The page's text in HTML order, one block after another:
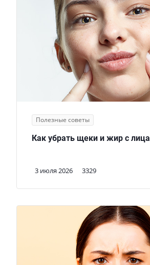
Полезные советы
3 июля 2026 3329
Как убрать щеки и жир с лица